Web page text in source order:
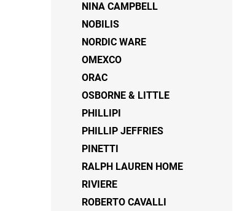
NINA CAMPBELL
NOBILIS
NORDIC WARE
OMEXCO
ORAC
OSBORNE & LITTLE
PHILLIPI
PHILLIP JEFFRIES
PINETTI
RALPH LAUREN HOME
RIVIERE
ROBERTO CAVALLI